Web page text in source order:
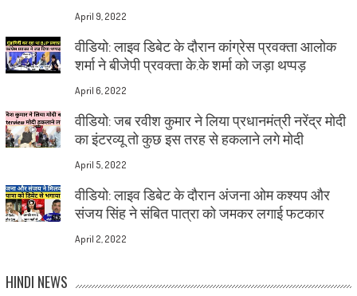
April 9, 2022
वीडियो: लाइव डिबेट के दौरान कांग्रेस प्रवक्ता आलोक
शर्मा ने बीजेपी प्रवक्ता के.के शर्मा को जड़ा थप्पड़
April 6, 2022
वीडियो: जब रवीश कुमार ने लिया प्रधानमंत्री नरेंद्र मोदी
का इंटरव्यू तो कुछ इस तरह से हकलाने लगे मोदी
April 5, 2022
वीडियो: लाइव डिबेट के दौरान अंजना ओम कश्यप और
संजय सिंह ने संबित पात्रा को जमकर लगाई फटकार
April 2, 2022
HINDI NEWS